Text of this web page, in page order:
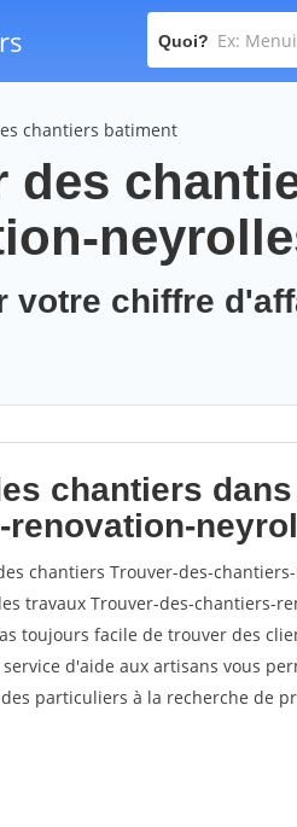
Quoi?
chantiers batiment
des
votre chiffre
chantiers
renovation-
chantiers Trouver-des-
travaux Trouver-des-chantiers-
toujours facile de trouver des
d'aide aux artisans vous
particuliers à la recherche de